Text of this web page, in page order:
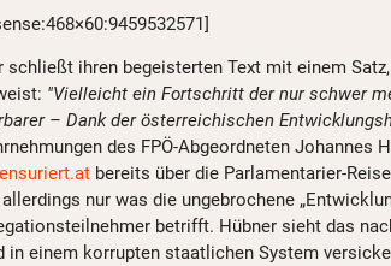
schließt ihren begeisterten Text mit einem
"Vielleicht ein Fortschritt der nur schwer
– Dank der österreichischen
des FPÖ-Abgeordneten Johannes
bereits über die Parlamentarier-
allerdings nur was die ungebrochene
betrifft. Hübner sieht das
in einem korrupten staatlichen System